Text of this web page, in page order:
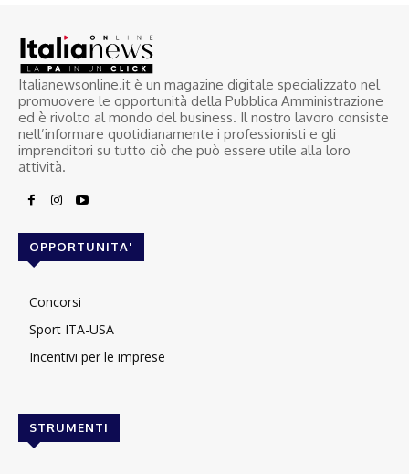
Italianewsonline.it è un magazine digitale specializzato nel
promuovere le opportunità della Pubblica Amministrazione
ed è rivolto al mondo del business. Il nostro lavoro consiste
nell’informare quotidianamente i professionisti e gli
imprenditori su tutto ciò che può essere utile alla loro
attività.
OPPORTUNITA'
Concorsi
Sport ITA-USA
Incentivi per le imprese
STRUMENTI